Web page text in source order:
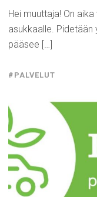
Hei muuttaja! On
asukkaalle. Pidetään
pääsee […]
#PALVELUT